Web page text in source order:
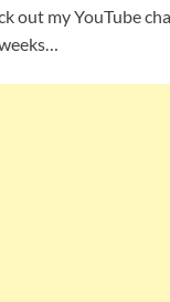
out my YouTube